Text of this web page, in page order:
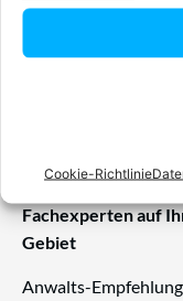
Cookie-Richtlinie
Gericht zu
relevanten
Rechtsnormen
Fachexperten auf
Gebiet
Anwalts-